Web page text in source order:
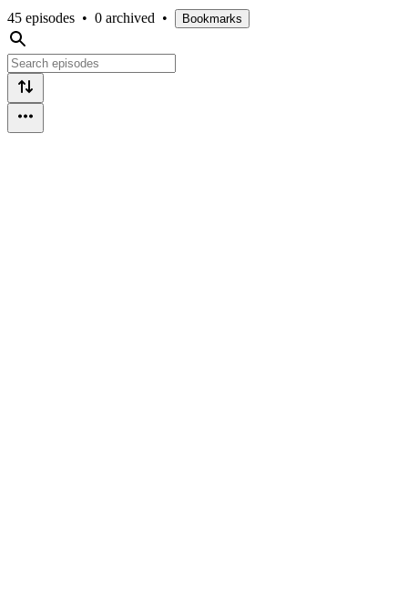
45 episodes • 0 archived • Bookmarks